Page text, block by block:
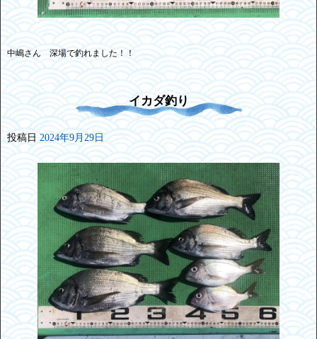
中嶋さん 深場で釣れました！！
イカダ釣り
投稿日 2024年9月29日